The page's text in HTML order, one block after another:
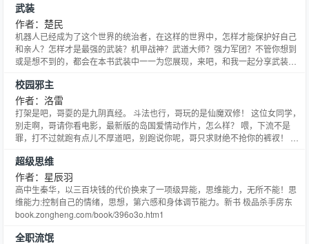
转身…… 陈先生，从今天开始，你往东，我就向西，你南辕，我就北辙，天涯
海角，永不相见…… 此情可待成追忆，只是当时已惘然……
武装
作者：楚民
机器人已经成为了这个世界的统治者，在这样的世界中，怎样才能保护好自己
和亲人？怎样才是最强的武装？机甲战神？武道大师？强力军团？不管你想到
或是想不到的，都会在本书武装中一一为您展现，来吧，和我一起分享武装的
校园邪主
作者：洛雷
打架是吧，哥耍的是九阴真经。 斗法也行，哥玩的是仙魔双修！ 这位女同学，
别走啊，哥请你看电影，最新版的岛国爱情动作片，怎么样？ 喂，下流不是
罪，打不过就跑有点儿不厚道吧，别跑说你呢，哥只求财绝不抢你的裤衩！ 毁
药，想死，门儿的都没有，哥还没玩儿够呢！什么，你说你是女滴，漂亮的留
下做老婆，不漂亮的直接踢飞。 天雷滚滚来！ 罗雷，一个
超级思维
作者：星辰羽
高中生秦华，以三百块钱的代价换来了一项级异能，思维能力，无所不能！思
维能力:控制自己的情绪，思想，第六感和身体调节能力。新书 极品杀手房东
book.zongheng.com/book/396o3o.htm1
全职流氓